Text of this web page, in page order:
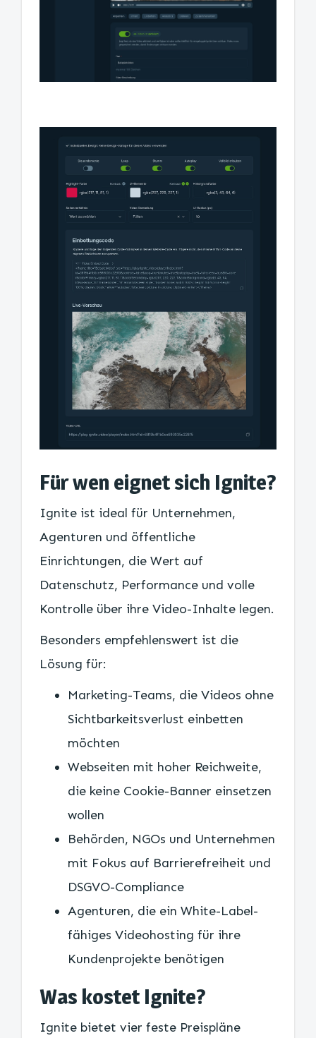
Für wen eignet sich Ignite?
Ignite ist ideal für Unternehmen,
Agenturen und öffentliche
Einrichtungen, die Wert auf
Datenschutz, Performance und volle
Kontrolle über ihre Video-Inhalte legen.
Besonders empfehlenswert ist die
Lösung für:
Marketing-Teams, die Videos ohne
Sichtbarkeitsverlust einbetten
möchten
Webseiten mit hoher Reichweite,
die keine Cookie-Banner einsetzen
wollen
Behörden, NGOs und Unternehmen
mit Fokus auf Barrierefreiheit und
DSGVO-Compliance
Agenturen, die ein White-Label-
fähiges Videohosting für ihre
Kundenprojekte benötigen
Was kostet Ignite?
Ignite bietet vier feste Preispläne